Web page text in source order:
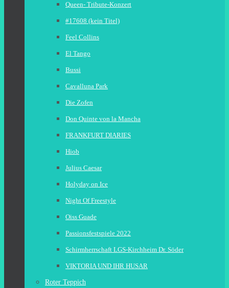
Queen- Tribute-Konzert
#17608 (kein Titel)
Feel Collins
El Tango
Bussi
Cavalluna Park
Die Zofen
Don Quinte von la Mancha
FRANKFURT DIARIES
Hiob
Julius Caesar
Holyday on Ice
Night Of Freestyle
Oiss Guade
Passionsfestspiele 2022
Schirmherrschaft LGS-Kirchheim Dr. Söder
VIKTORIA UND IHR HUSAR
Roter Teppich